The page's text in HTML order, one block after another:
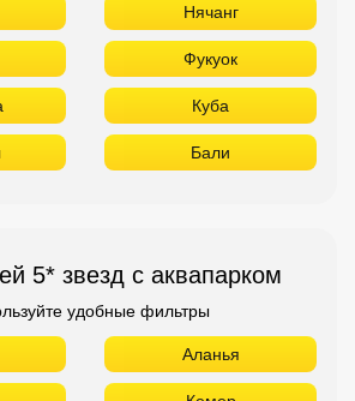
Нячанг
Фукуок
Куба
Бали
5* звезд с аквапарком
удобные фильтры
Аланья